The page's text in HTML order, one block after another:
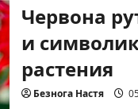
и
всего
в
Червона
и
растения
Безнога Настя